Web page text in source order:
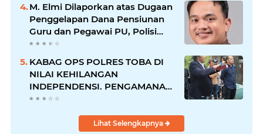
M. Elmi Dilaporkan atas Dugaan
Penggelapan Dana Pensiunan
Guru dan Pegawai PU, Polisi
Pastikan Proses Hukum
KABAG OPS POLRES TOBA DI
NILAI KEHILANGAN
INDEPENDENSI. PENGAMANAN
PENEMBOKAN TANAH DI
Lihat Selengkapnya